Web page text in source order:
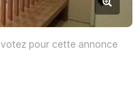
votez pour cette annonce